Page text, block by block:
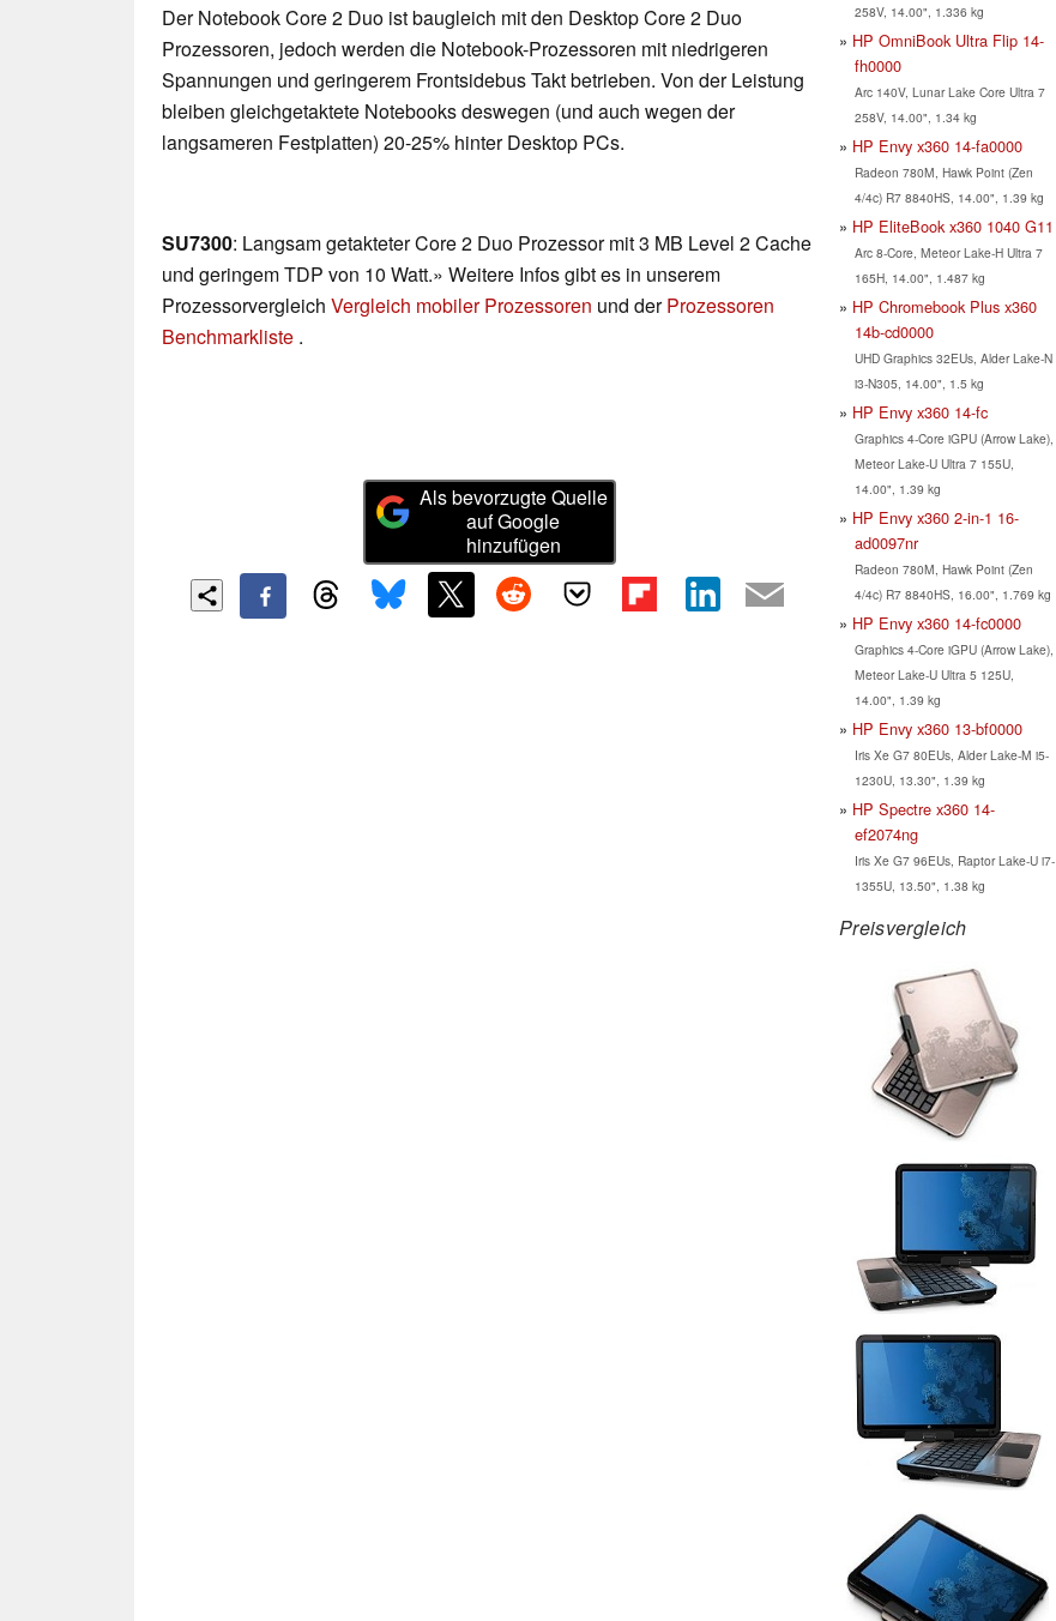
Der Notebook Core 2 Duo ist baugleich mit den Desktop Core 2 Duo
Prozessoren, jedoch werden die Notebook-Prozessoren mit niedrigeren
Spannungen und geringerem Frontsidebus Takt betrieben. Von der Leistung
bleiben gleichgetaktete Notebooks deswegen (und auch wegen der
langsameren Festplatten) 20-25% hinter Desktop PCs.
SU7300: Langsam getakteter Core 2 Duo Prozessor mit 3 MB Level 2 Cache
und geringem TDP von 10 Watt.» Weitere Infos gibt es in unserem
Prozessorvergleich Vergleich mobiler Prozessoren und derProzessoren
Benchmarkliste .
Als bevorzugte Quelle
auf Google
hinzufügen
258V, 14.00", 1.336 kg
HP OmniBook Ultra Flip 14-
fh0000
Arc 140V, Lunar Lake Core Ultra 7
258V, 14.00", 1.34 kg
HP Envy x360 14-fa0000
Radeon 780M, Hawk Point (Zen
4/4c) R7 8840HS, 14.00", 1.39 kg
HP EliteBook x360 1040 G11
Arc 8-Core, Meteor Lake-H Ultra 7
165H, 14.00", 1.487 kg
HP Chromebook Plus x360
14b-cd0000
UHD Graphics 32EUs, Alder Lake-N
i3-N305, 14.00", 1.5 kg
HP Envy x360 14-fc
Graphics 4-Core iGPU (Arrow Lake),
Meteor Lake-U Ultra 7 155U,
14.00", 1.39 kg
HP Envy x360 2-in-1 16-
ad0097nr
Radeon 780M, Hawk Point (Zen
4/4c) R7 8840HS, 16.00", 1.769 kg
HP Envy x360 14-fc0000
Graphics 4-Core iGPU (Arrow Lake),
Meteor Lake-U Ultra 5 125U,
14.00", 1.39 kg
HP Envy x360 13-bf0000
Iris Xe G7 80EUs, Alder Lake-M i5-
1230U, 13.30", 1.39 kg
HP Spectre x360 14-
ef2074ng
Iris Xe G7 96EUs, Raptor Lake-U i7-
1355U, 13.50", 1.38 kg
Preisvergleich